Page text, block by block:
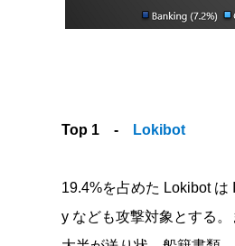
Top 1 - Lokibot
19.4%を占めた Lokibot
y なども攻撃対象とする